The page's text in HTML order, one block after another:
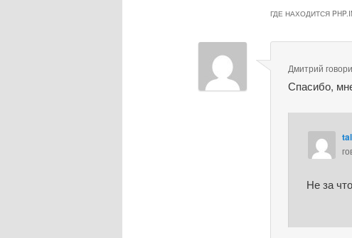
ГДЕ НАХОДИТСЯ
Дмитрий
Спасибо,
Не за